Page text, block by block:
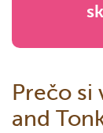
Prečo si
and